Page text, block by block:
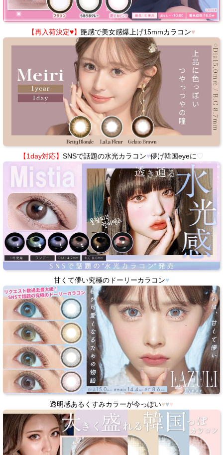
【再入荷決定♥】 艶感で美女感爆上げ15mmカラコン♥
【1day対応】 SNSで話題の水光カラコン♥儚げ韓国eyeに♡
甘くて儚い究極のドーリーカラコン♥
透明感あるくすみカラーが今っぽい♥♥♥